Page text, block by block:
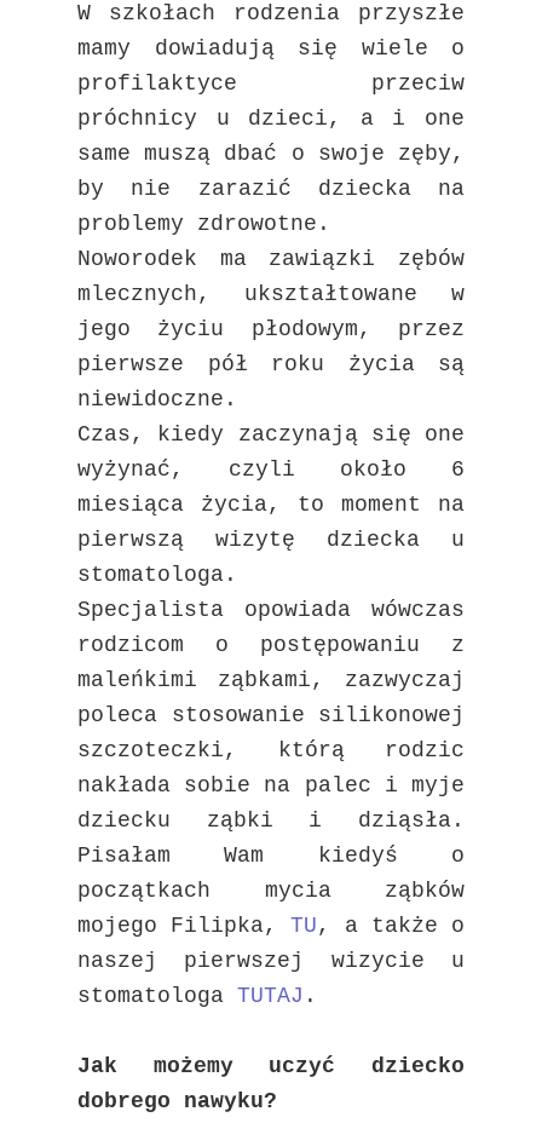
W szkołach rodzenia przyszłe
mamy dowiadują się wiele o
profilaktyce przeciw
próchnicy u dzieci, a i one
same muszą dbać o swoje zęby,
by nie zarazić dziecka na
problemy zdrowotne.
Noworodek ma zawiązki zębów
mlecznych, ukształtowane w
jego życiu płodowym, przez
pierwsze pół roku życia są
niewidoczne.
Czas, kiedy zaczynają się one
wyżynać, czyli około 6
miesiąca życia, to moment na
pierwszą wizytę dziecka u
stomatologa.
Specjalista opowiada wówczas
rodzicom o postępowaniu z
maleńkimi ząbkami, zazwyczaj
poleca stosowanie silikonowej
szczoteczki, którą rodzic
nakłada sobie na palec i myje
dziecku ząbki i dziąsła.
Pisałam Wam kiedyś o
początkach mycia ząbków
mojego Filipka,TU , a także o
naszej pierwszej wizycie u
stomatologa TUTAJ .
Jak możemy uczyć dziecko
dobrego nawyku?